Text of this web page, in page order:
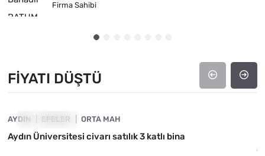
Firma Sahibi
FIYATI DÜŞTÜ
FIYATI DÜŞTÜ
AYDIN EFELER ORTA MAH
Aydın Üniversitesi civarı satılık 3 katlı bina